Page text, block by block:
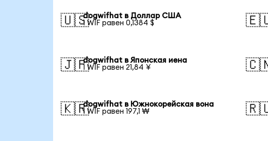
🇺🇸dogwifhat в Доллар США
1 WIF равен 0,1384 $
🇯🇵dogwifhat в Японская иена
1 WIF равен 21,84 ¥
🇰🇷dogwifhat в Южнокорейская вона
1 WIF равен 197,1 ₩